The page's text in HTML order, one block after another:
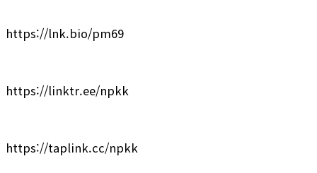
https://lnk.bio/pm69
https://linktr.ee/npkk
https://taplink.cc/npkk